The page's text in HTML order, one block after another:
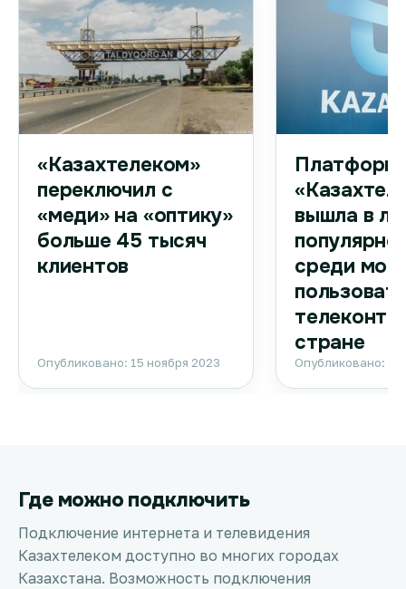
«Казахтелеком»
переключил с
«меди» на «оптику»
больше 45 тысяч
клиентов
Опубликовано: 15 ноября 2023
вышла в
среди
стране
Опубликовано: 15
Где можно подключить
Подключение интернета и телевидения
Казахтелеком доступно во многих городах
Казахстана. Возможность подключения